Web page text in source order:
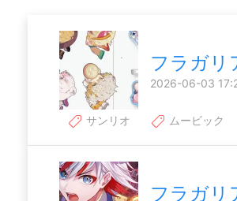
フラガリ
2026-06-03
サンリオ ムービック
フラガリ